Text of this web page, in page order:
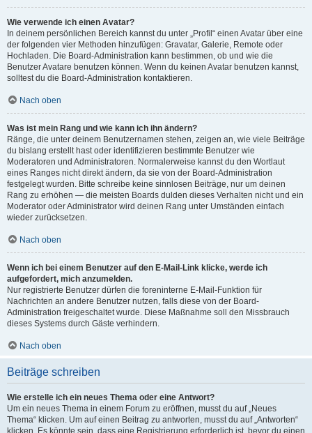
Wie verwende ich einen Avatar?
In deinem persönlichen Bereich kannst du unter „Profil“ einen Avatar über eine
der folgenden vier Methoden hinzufügen: Gravatar, Galerie, Remote oder
Hochladen. Die Board-Administration kann bestimmen, ob und wie die
Benutzer Avatare benutzen können. Wenn du keinen Avatar benutzen kannst,
solltest du die Board-Administration kontaktieren.
Nach oben
Was ist mein Rang und wie kann ich ihn ändern?
Ränge, die unter deinem Benutzernamen stehen, zeigen an, wie viele Beiträge
du bislang erstellt hast oder identifizieren bestimmte Benutzer wie
Moderatoren und Administratoren. Normalerweise kannst du den Wortlaut
eines Ranges nicht direkt ändern, da sie von der Board-Administration
festgelegt wurden. Bitte schreibe keine sinnlosen Beiträge, nur um deinen
Rang zu erhöhen — die meisten Boards dulden dieses Verhalten nicht und ein
Moderator oder Administrator wird deinen Rang unter Umständen einfach
wieder zurücksetzen.
Nach oben
Wenn ich bei einem Benutzer auf den E-Mail-Link klicke, werde ich
aufgefordert, mich anzumelden.
Nur registrierte Benutzer dürfen die foreninterne E-Mail-Funktion für
Nachrichten an andere Benutzer nutzen, falls diese von der Board-
Administration freigeschaltet wurde. Diese Maßnahme soll den Missbrauch
dieses Systems durch Gäste verhindern.
Nach oben
Beiträge schreiben
Wie erstelle ich ein neues Thema oder eine Antwort?
Um ein neues Thema in einem Forum zu eröffnen, musst du auf „Neues
Thema“ klicken. Um auf einen Beitrag zu antworten, musst du auf „Antworten“
klicken. Es könnte sein, dass eine Registrierung erforderlich ist, bevor du einen